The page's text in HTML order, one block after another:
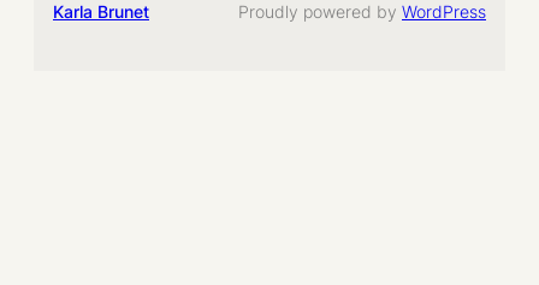
Karla Brunet Proudly powered by WordPress